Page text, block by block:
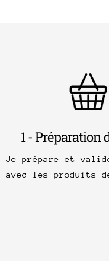
1 - Préparation
Je prépare et
avec les produits